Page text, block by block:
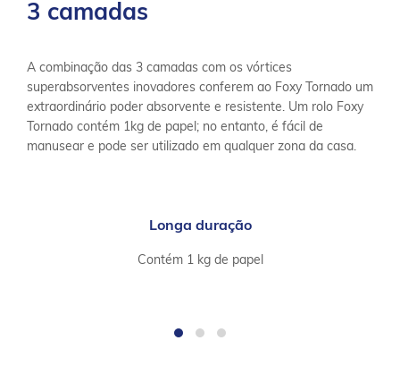
3 camadas
A combinação das 3 camadas com os vórtices
superabsorventes inovadores conferem ao Foxy Tornado um
extraordinário poder absorvente e resistente. Um rolo Foxy
Tornado contém 1kg de papel; no entanto, é fácil de
manusear e pode ser utilizado em qualquer zona da casa.
Longa duração
Contém 1 kg de papel